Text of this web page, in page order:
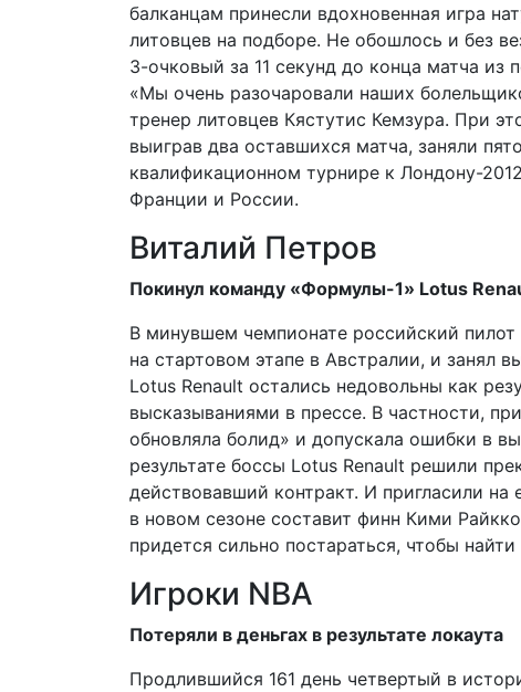
балканцам принесли вдохновенная игра
литовцев на подборе. Не обошлось и без
3-очковый за 11 секунд до конца матча из
«Мы очень разочаровали наших
тренер литовцев Кястутис Кемзура. При
выиграв два оставшихся матча, заняли
квалификационном турнире к Лондону-
Франции и России.
Виталий Петров
Покинул команду «Формулы-1» Lotus
В минувшем чемпионате российский
на стартовом этапе в Австралии, и занял
Lotus Renault остались недовольны как
высказываниями в прессе. В частности,
обновляла болид» и допускала ошибки в
результате боссы Lotus Renault решили
действовавший контракт. И пригласили
в новом сезоне составит финн Кими
придется сильно постараться, чтобы
Игроки NBA
Потеряли в деньгах в результате локаута
Продлившийся 161 день четвертый в